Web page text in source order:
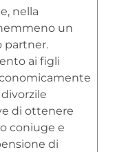
nella
un
partner.
ai figli
di ottenere
coniuge e
di